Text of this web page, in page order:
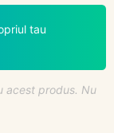
tau
acest produs. Nu